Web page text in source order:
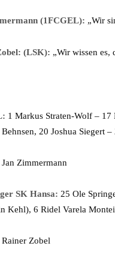
(1FCGEL): „Wir
(LSK): „Wir wissen es,
1 Markus Straten-Wolf –
20 Joshua Siegert
Jan Zimmermann
SK Hansa: 25 Ole
Kehl), 6 Ridel Varela
Rainer Zobel